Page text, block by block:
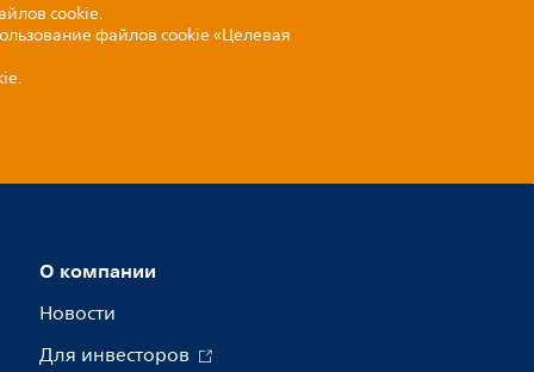
cookie.
файлов cookie «Целевая
О компании
Новости
Для инвесторов